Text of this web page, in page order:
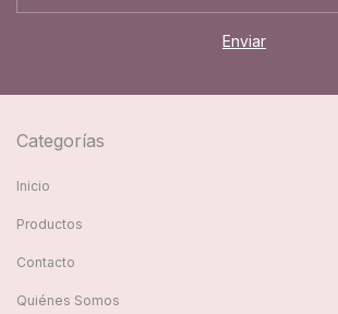
Categorías
Inicio
Productos
Contacto
Quiénes Somos